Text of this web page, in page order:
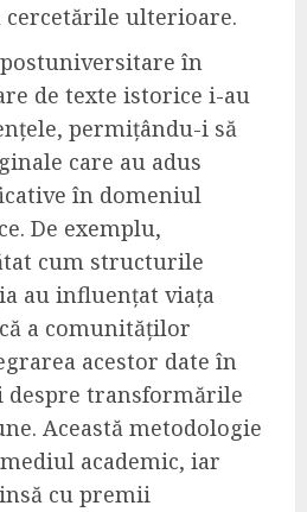
cercetările ulterioare.
în
de texte istorice i-au
permițându-i să
care au adus
în domeniul
De exemplu,
cum structurile
au influențat viața
a comunităților
acestor date în
transformările
Această metodologie
academic, iar
cu premii